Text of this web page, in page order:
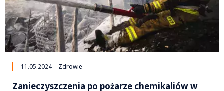
11.05.2024 Zdrowie
Zanieczyszczenia po pożarze chemikaliów w